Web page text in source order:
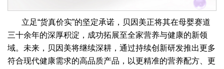
立足“货真价实”的坚定承诺，贝因美正将其在母婴赛道
三十余年的深厚积淀，成功拓展至全家营养与健康的新领
域。未来，贝因美将继续深耕，通过持续创新研发推出更多
符合现代健康需求的高品质产品，以更精准的营养配方、更